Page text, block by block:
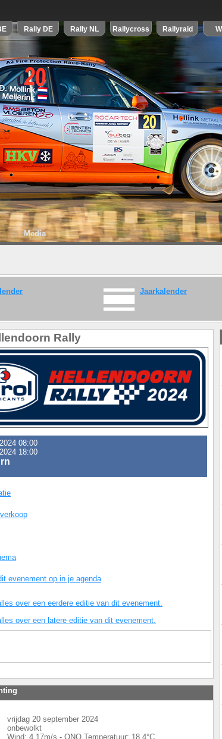
Media
Jaarkalender
Rally
08:00
18:00
evenement op in je agenda
over een eerdere editie van dit evenement.
over een latere editie van dit evenement.
vrijdag 20 september 2024
onbewolkt
Wind: 4.17m/s - ONO Temperatuur: 18,4°C